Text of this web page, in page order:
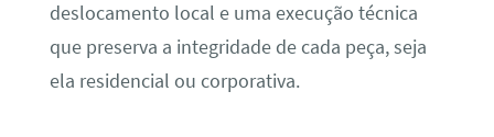
deslocamento local e uma execução técnica
que preserva a integridade de cada peça, seja
ela residencial ou corporativa.